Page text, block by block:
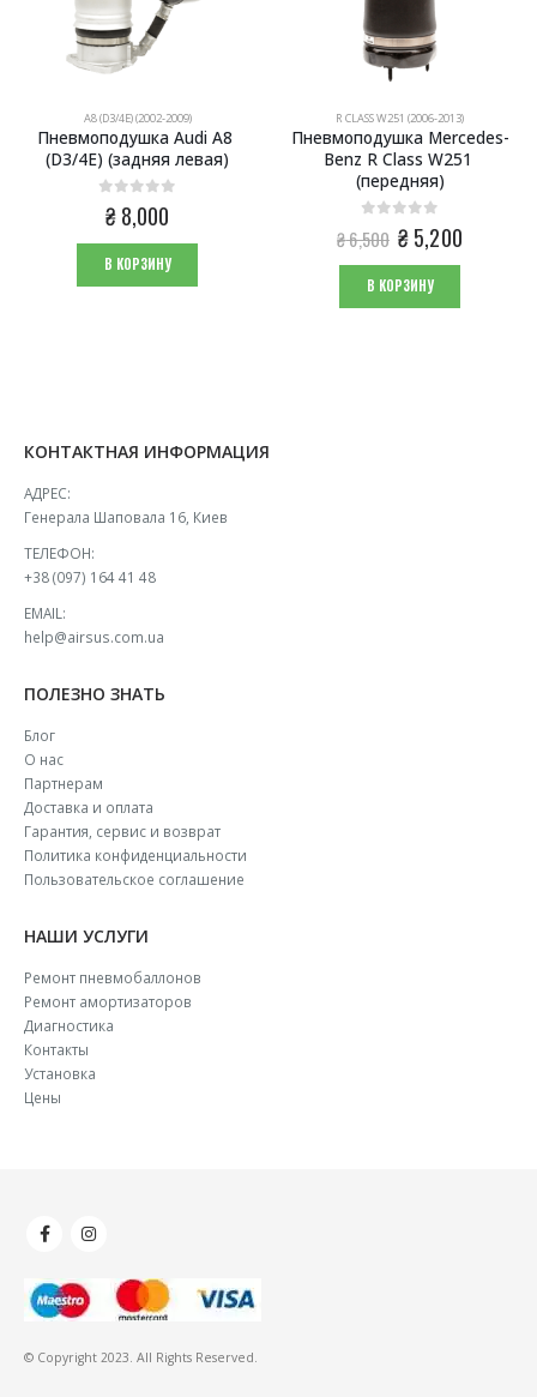
A8 (D3/4E) (2002-2009)
Пневмоподушка Audi A8
(D3/4E) (задняя левая)
0из 5
₴8,000
В КОРЗИНУ
R CLASS W251 (2006-2013)
Пневмоподушка Mercedes-
Benz R Class W251
(передняя)
из 5
₴6,500 Первоначальная
цена
составляла
₴ 6,500.
₴5,200Текущая
В КОРЗИНУ
КОНТАКТНАЯ ИНФОРМАЦИЯ
АДРЕС:
Генерала Шаповала 16, Киев
ТЕЛЕФОН:
+38 (097) 164 41 48
EMAIL:
help@airsus.com.ua
ПОЛЕЗНО ЗНАТЬ
Блог
О нас
Партнерам
Доставка и оплата
Гарантия, сервис и возврат
Политика конфиденциальности
Пользовательское соглашение
НАШИ УСЛУГИ
Ремонт пневмобаллонов
Ремонт амортизаторов
Диагностика
Контакты
Установка
Цены
© Copyright 2023. All Rights Reserved.